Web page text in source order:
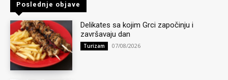
Poslednje objave
Delikates sa kojim Grci započinju i
završavaju dan
Turizam 07/08/2026